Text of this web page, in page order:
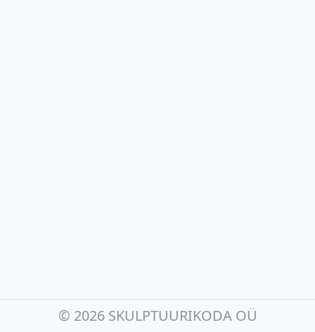
© 2026 SKULPTUURIKODA OÜ